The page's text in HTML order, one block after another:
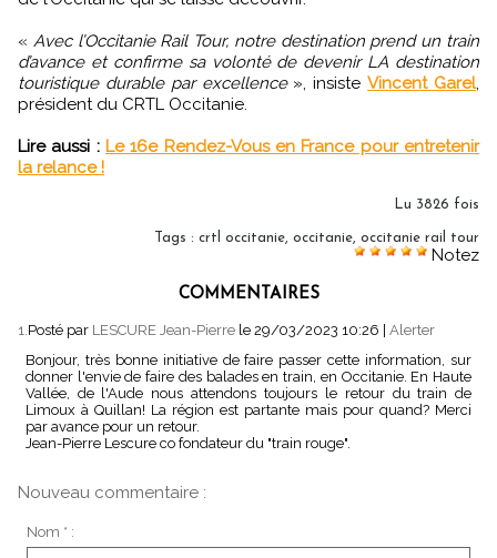
« Avec l’Occitanie Rail Tour, notre destination prend un train
d’avance et confirme sa volonté de devenir LA destination
touristique durable par excellence », insisteVincent Garel,
président du CRTL Occitanie.
Lire aussi : Le 16e Rendez-Vous en France pour entretenir
la relance !
Lu 3826 fois
Tags : crtl occitanie, occitanie, occitanie rail tour
Notez
COMMENTAIRES
1.Posté par LESCURE Jean-Pierre le 29/03/2023 10:26
Alerter
Bonjour, très bonne initiative de faire passer cette information, sur
donner l'envie de faire des balades en train, en Occitanie. En Haute
Vallée, de l'Aude nous attendons toujours le retour du train de
Limoux à Quillan! La région est partante mais pour quand? Merci
par avance pour un retour.
Jean-Pierre Lescure co fondateur du "train rouge".
Nouveau commentaire :
Nom * :